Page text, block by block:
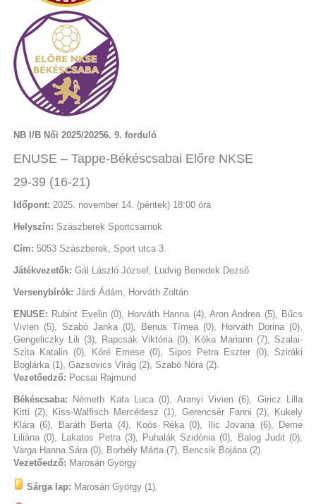
NB I/B Női 2025/20256. 9. forduló
ENUSE – Tappe-Békéscsabai Előre NKSE
29-39 (16-21)
Időpont: 2025. november 14. (péntek) 18:00 óra
Helyszín: Szászberek Sportcsarnok
Cím: 5053 Szászberek, Sport utca 3.
Játékvezetők: Gál László József, Ludvig Benedek Dezső
Versenybírók: Járdi Ádám, Horváth Zoltán
ENUSE: Rubint Evelin (0), Horváth Hanna (4), Aron Andrea (5), Bűcs
Vivien (5), Szabó Janka (0), Benus Tímea (0), Horváth Dorina (0),
Gengeliczky Lili (3), Rapcsák Viktória (0), Kóka Mariann (7), Szalai-
Szita Katalin (0), Kóré Emese (0), Sipos Petra Eszter (0), Sziráki
Boglárka (1), Gazsovics Virág (2), Szabó Nóra (2).
Vezetőedző: Pocsai Rajmund
Békéscsaba: Németh Kata Luca (0), Aranyi Vivien (6), Giricz Lilla
Kitti (2), Kiss-Walfisch Mercédesz (1), Gerencsér Fanni (2), Kukely
Klára (6), Baráth Berta (4), Koós Réka (0), Ilic Jovana (6), Deme
Liliána (0), Lakatos Petra (3), Puhalák Szidónia (0), Balog Judit (0),
Varga Hanna Sára (0), Borbély Márta (7), Bencsik Bojána (2).
Vezetőedző: Marosán György
Sárga lap: Marosán György (1).